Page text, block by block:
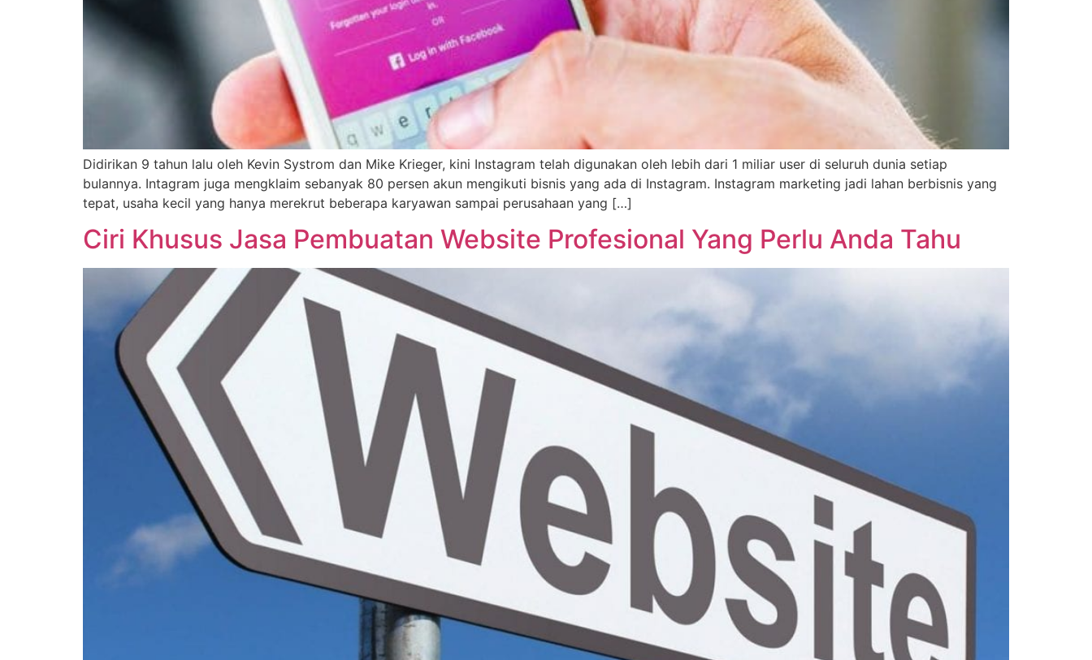
Didirikan 9 tahun lalu oleh Kevin Systrom dan Mike Krieger, kini Instagram telah digunakan oleh lebih dari 1 miliar user di seluruh dunia setiap
bulannya. Intagram juga mengklaim sebanyak 80 persen akun mengikuti bisnis yang ada di Instagram. Instagram marketing jadi lahan berbisnis yang
tepat, usaha kecil yang hanya merekrut beberapa karyawan sampai perusahaan yang […]
Ciri Khusus Jasa Pembuatan Website Profesional Yang Perlu Anda Tahu